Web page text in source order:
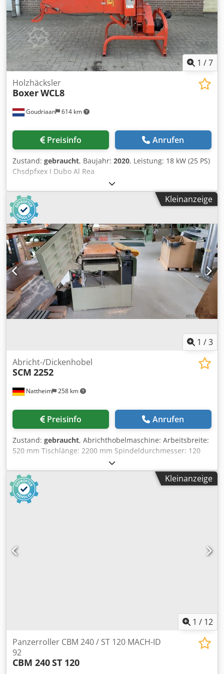
neigunsverstellbarHeizung ohne KlimaanlageFrontlader
mit Parallelführung ohne drittem SteuerkreisVerkauf
erfolgt DIfferenzbesteuert nach § 25a UStG,Lagerort:null
Chjdpfxsyv S Ulo Al Roa
1 /7
Goudriaan 614 km
Holzhäcksler
BoxerWCL8
Preisinfo Anrufen
Zustand: gebraucht, Baujahr: 2020, Leistung: 18 kW (25 PS)
Chsdpfxex I Dubo Al Rea
Kleinanzeige
1 /3
Nattheim 258 km
Abricht-/Dickenhobel
SCM 2252
Preisinfo Anrufen
Zustand: gebraucht, Abrichthobelmaschine: Arbeitsbreite:
520 mm Tischlänge: 2200 mm Spindeldurchmesser: 120
mm Messeranzahl: 4 Stk. Dickenhobelmaschine:
Tischabmessungen: 520 x 850 mm
Vorschubgeschwindigkeit: 6,5 - 17 m/min. Codpfx Aey
Tpzqol Roha Lagerort: Lieferant
Kleinanzeige
1 / 12
Panzerroller CBM 240 / ST 120 MACH-ID
92
CBM 240ST 120